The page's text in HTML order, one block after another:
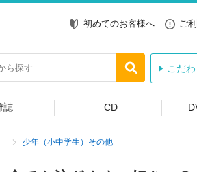
初めてのお客様へ ご
こだ
誌 CD
少年（小中学生）その他